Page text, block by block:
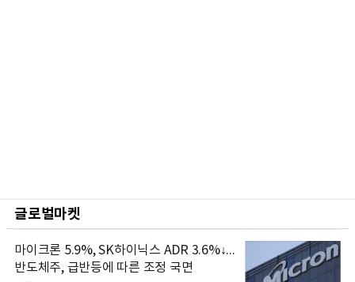
글로벌마켓
마이크론 5.9%, SK하이닉스 ADR 3.6%↓...
반도체주, 급반등에 따른 조정 국면